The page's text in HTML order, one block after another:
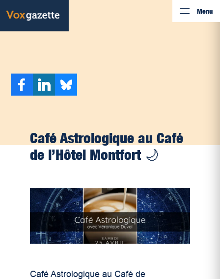
Menu
Café Astrologique au Café
de l’Hôtel Montfort 🌙
Café Astrologique au Café de